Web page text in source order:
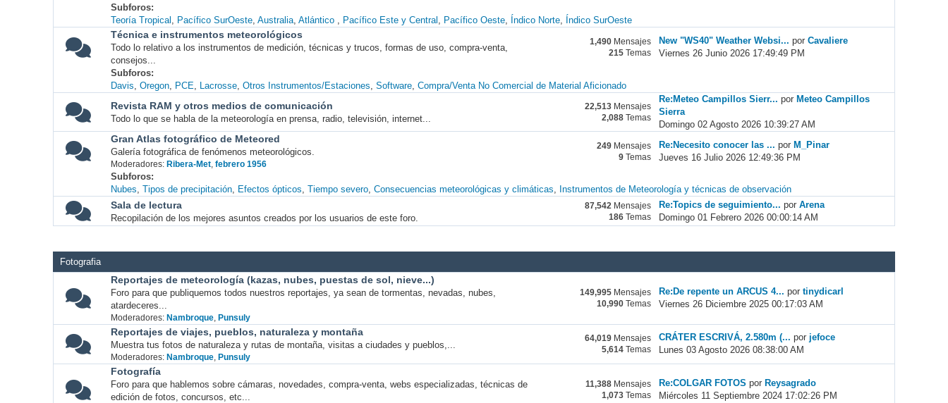
Subforos
Teoría Tropical
Pacífico SurOeste Australia Atlántico Pacífico Este y Central Pacífico Oeste Índico Norte Índico SurOeste
Técnica e instrumentos meteorológicos
Todo lo relativo a los instrumentos de medición, técnicas y trucos, formas de uso, compra-venta,
consejos...
1,490 Mensajes
215 Temas
New "WS40" Weather Websi... porCavaliere
Viernes 26 Junio 2026 17:49:49 PM
Subforos
Davis Oregon PCE Lacrosse Otros Instrumentos/Estaciones Software Compra/Venta No Comercial de Material Aficionado
Revista RAM y otros medios de comunicación
Todo lo que se habla de la meteorología en prensa, radio, televisión, internet...
22,513 Mensajes
2,088 Temas
Re:Meteo Campillos Sierr... por Meteo Campillos
Sierra
Domingo 02 Agosto 2026 10:39:27 AM
Gran Atlas fotográfico de Meteored
Galería fotográfica de fenómenos meteorológicos.
Moderadores: Ribera-Met, febrero 1956
249 Mensajes
9 Temas
Re:Necesito conocer las ... porM_Pinar
Jueves 16 Julio 2026 12:49:36 PM
Subforos
Nubes Tipos de precipitación Efectos ópticos Tiempo severo Consecuencias meteorológicas y climáticas Instrumentos de Meteorología y técnicas de observación
Sala de lectura
Recopilación de los mejores asuntos creados por los usuarios de este foro.
87,542 Mensajes
186 Temas
Re:Topics de seguimiento... porArena
Domingo 01 Febrero 2026 00:00:14 AM
Fotografia
Reportajes de meteorología (kazas, nubes, puestas de sol, nieve...)
Foro para que publiquemos todos nuestros reportajes, ya sean de tormentas, nevadas, nubes,
atardeceres...
Moderadores: Nambroque, Punsuly
149,995 Mensajes
10,990 Temas
Re:De repente un ARCUS 4... portinydicarl
Viernes 26 Diciembre 2025 00:17:03 AM
Reportajes de viajes, pueblos, naturaleza y montaña
Muestra tus fotos de naturaleza y rutas de montaña, visitas a ciudades y pueblos,...
Moderadores: Nambroque, Punsuly
64,019 Mensajes
5,614 Temas
CRÁTER ESCRIVÁ, 2.580m (... por jefoce
Lunes 03 Agosto 2026 08:38:00 AM
Fotografía
Foro para que hablemos sobre cámaras, novedades, compra-venta, webs especializadas, técnicas de
edición de fotos, concursos, etc...
11,388 Mensajes
1,073 Temas
Re:COLGAR FOTOS por Reysagrado
Miércoles 11 Septiembre 2024 17:02:26 PM